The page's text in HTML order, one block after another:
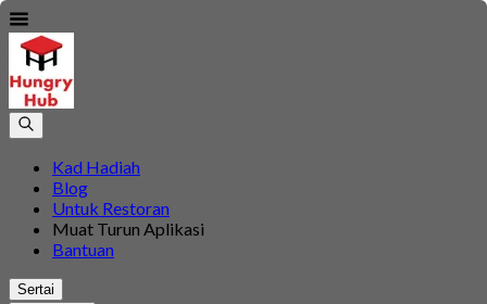
Kad Hadiah
Blog
Untuk Restoran
Muat Turun Aplikasi
Bantuan
Sertai